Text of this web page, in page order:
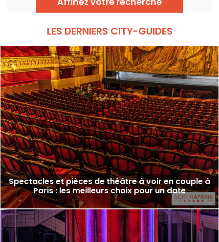
LES DERNIERS CITY-GUIDES
Spectacles et pièces de théâtre à voir en couple à
Paris : les meilleurs choix pour un date